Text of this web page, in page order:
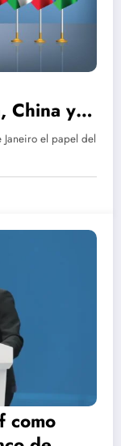
China y
Trump
Janeiro el papel del
como